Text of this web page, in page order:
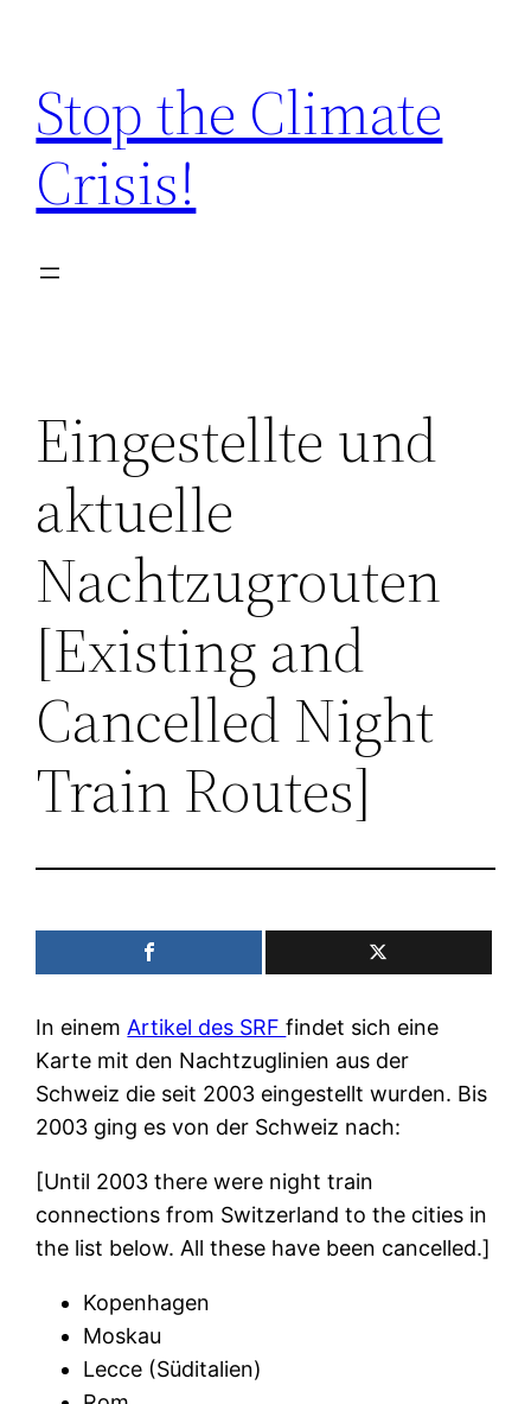
springen
Stop the Climate
Crisis!
Eingestellte und
aktuelle
Nachtzugrouten
[Existing and
Cancelled Night
Train Routes]
In einem Artikel des SRFfindet sich eine
Karte mit den Nachtzuglinien aus der
Schweiz die seit 2003 eingestellt wurden. Bis
2003 ging es von der Schweiz nach:
[Until 2003 there were night train
connections from Switzerland to the cities in
the list below. All these have been cancelled.]
Kopenhagen
Moskau
Lecce (Süditalien)